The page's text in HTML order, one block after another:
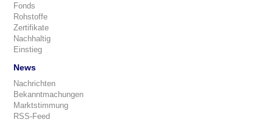
Fonds
Rohstoffe
Zertifikate
Nachhaltig
Einstieg
News
Nachrichten
Bekanntmachungen
Marktstimmung
RSS-Feed